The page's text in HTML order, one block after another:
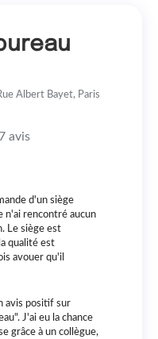
Albert Bayet, Paris
avis
d'un siège
n'ai rencontré aucun
Le siège est
qualité est
avouer qu'il
avis positif sur
J'ai eu la chance
grâce à un collègue,